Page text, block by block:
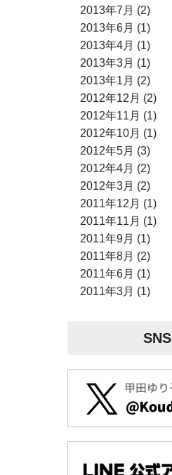
2013年7月 (2)
2013年6月 (1)
2013年4月 (1)
2013年3月 (1)
2013年1月 (2)
2012年12月 (2)
2012年11月 (1)
2012年10月 (1)
2012年5月 (3)
2012年4月 (2)
2012年3月 (2)
2011年12月 (1)
2011年11月 (1)
2011年9月 (1)
2011年8月 (2)
2011年6月 (1)
2011年3月 (1)
SNS